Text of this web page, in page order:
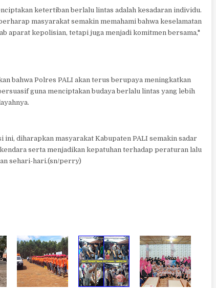
ketertiban berlalu lintas adalah kesadaran individu.
masyarakat semakin memahami bahwa keselamatan
aparat kepolisian, tetapi juga menjadi komitmen bersama,"
bahwa Polres PALI akan terus berupaya meningkatkan
guna menciptakan budaya berlalu lintas yang lebih
ini, diharapkan masyarakat Kabupaten PALI semakin sadar
serta menjadikan kepatuhan terhadap peraturan lalu
sehari-hari.(sn/perry)